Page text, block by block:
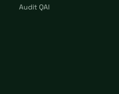
Audit QAI